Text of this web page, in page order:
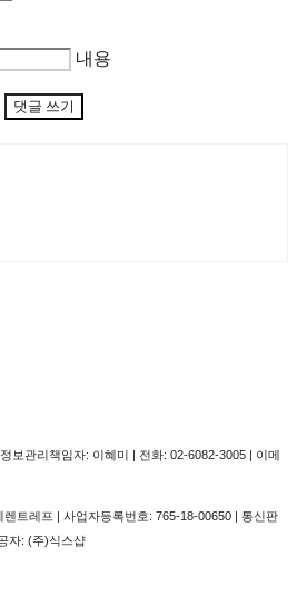
내용
댓글 쓰기
보관리책임자: 이혜미 | 전화: 02-6082-3005 | 이메
트레프 | 사업자등록번호: 765-18-00650 | 통신판
자: (주)식스샵